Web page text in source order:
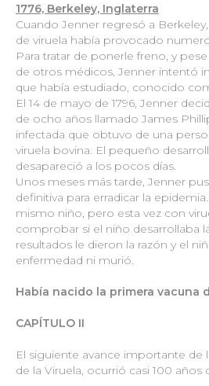
1776, Berkeley, Inglaterra
Cuando Jenner regresó a
de viruela había provocado
Para tratar de ponerle freno, y
de otros médicos, Jenner intentó
que había estudiado, conocido
El 14 de mayo de 1796, Jenner
de ocho años llamado James
infectada que obtuvo de una
viruela bovina. El pequeño
desapareció a los pocos días.
Unos meses más tarde, Jenner
definitiva para erradicar la
mismo niño, pero esta vez con
comprobar si el niño desarrollaba
resultados le dieron la razón y el
enfermedad ni murió.
Había nacido la primera vacuna
CAPÍTULO II
El siguiente avance importante de
de la Viruela, ocurrió casi 100 años